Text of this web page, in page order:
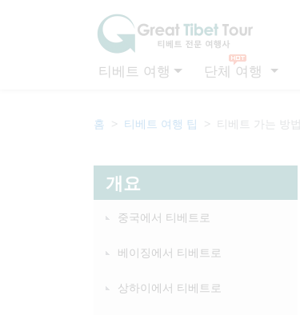
티베트 여행 단체 여행
홈 티베트 여행 팁 티베트 가는 방법
개요
중국에서 티베트로
베이징에서 티베트로
상하이에서 티베트로